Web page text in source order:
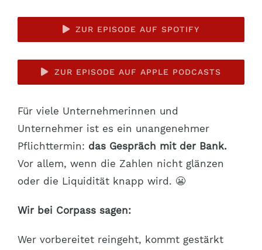
ZUR EPISODE AUF SPOTIFY
ZUR EPISODE AUF APPLE PODCASTS
Für viele Unternehmerinnen und
Unternehmer ist es ein unangenehmer
Pflichttermin: das Gespräch mit der Bank.
Vor allem, wenn die Zahlen nicht glänzen
oder die Liquidität knapp wird. 😬
Wir bei Corpass sagen:
Wer vorbereitet reingeht, kommt gestärkt